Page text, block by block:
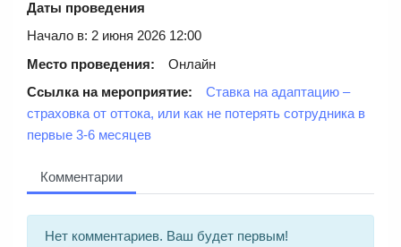
Даты проведения
Начало в: 2 июня 2026 12:00
Место проведения:
Онлайн
Ссылка на мероприятие:
Ставка на адаптацию –
страховка от оттока, или как не потерять сотрудника в
первые 3-6 месяцев
Комментарии
Нет комментариев. Ваш будет первым!